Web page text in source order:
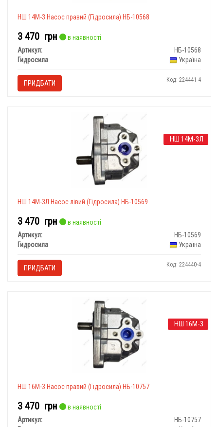
НШ 14М-3 Насос правий (Гідросила) НБ-10568
3 470 грн
в наявності
Артикул:
НБ-10568
Гидросила
Україна
ПРИДБАТИ Код: 224441-4
НШ 14М-3Л Насос лівий (Гідросила) НБ-10569
3 470 грн
в наявності
Артикул:
НБ-10569
Гидросила
Україна
ПРИДБАТИ Код: 224440-4
НШ 14М-3Л
НШ 16М-3 Насос правий (Гідросила) НБ-10757
3 470 грн
в наявності
Артикул:
НБ-10757
НШ 16М-3